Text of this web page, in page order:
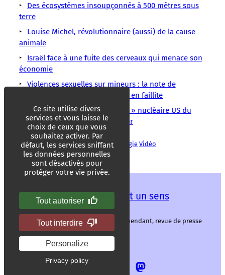
Des écosystèmes insoupçonnés à 500 mètres sous
terre
Louise Michel, révolutionnaire (aussi) de la cause
animale
Israël face à une fuite des cerveaux qui menace son
économie
Violences sexuelles sur mineurs : la note de
Darmanin qui révèle un système en faillite
Dôme de Runit : le « tombeau » nucléaire US du
Pacifique commence à se fissurer
Détente Humour Littérature Technologie Vidéo
Les mots ont un sens
Les mots ont un sens, média libre et indépendant, revue de presse
alternative.
Allez
Allez
sur
Ce site utilise divers
services et vous laisse le
choix de ceux que vous
souhaitez activer. Par
défaut, les services sniffant
les données personnelles
sont désactivés pour
protéger votre vie privée.
Tout autoriser
Tout interdire
Personalize
Privacy policy